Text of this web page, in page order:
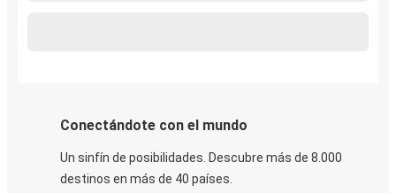
Conectándote con el mundo
Un sinfín de posibilidades. Descubre más de 8.000
destinos en más de 40 países.